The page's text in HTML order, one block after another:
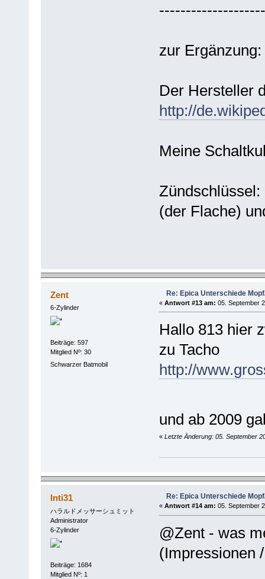
zur Ergänzung:
Der Hersteller
http://
Meine
Zündschlüssel:
(der Flache)
Zent
6-Zylinder
Beiträge: 597
Mitglied Nº: 30
Schwarzer Batmobil
Re: Epica Unterschiede
« Antwort #13 am: 05. September
Hallo 813 hier
zu Tacho
http://
und ab 2009
« Letzte Änderung: 05. September
Inti31
ハラルドメッサーシュミット
Administrator
6-Zylinder
Beiträge: 1684
Mitglied Nº: 1
Re: Epica Unterschiede
« Antwort #14 am: 05. September
@Zent - was
(Impressionen